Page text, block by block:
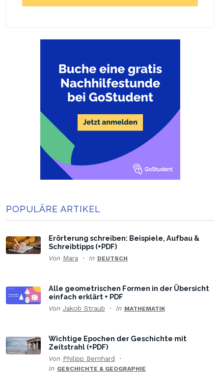
POPULÄRE ARTIKEL
Erörterung schreiben: Beispiele, Aufbau &
Schreibtipps (+PDF)
Von Mara In DEUTSCH
Alle geometrischen Formen in der Übersicht
einfach erklärt + PDF
Von Jakob Straub In MATHEMATIK
Wichtige Epochen der Geschichte mit
Zeitstrahl (+PDF)
Von Philipp Bernhard
In GESCHICHTE & GEOGRAPHIE